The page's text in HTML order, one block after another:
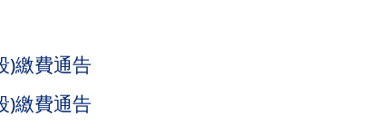
)繳費通告
)繳費通告